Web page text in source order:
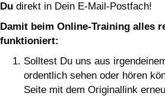
Du direkt in Dein E-Mail-Postfach!
Damit beim Online-Training alles
funktioniert:
Solltest Du uns aus
ordentlich sehen oder hören
Seite mit dem Originallink